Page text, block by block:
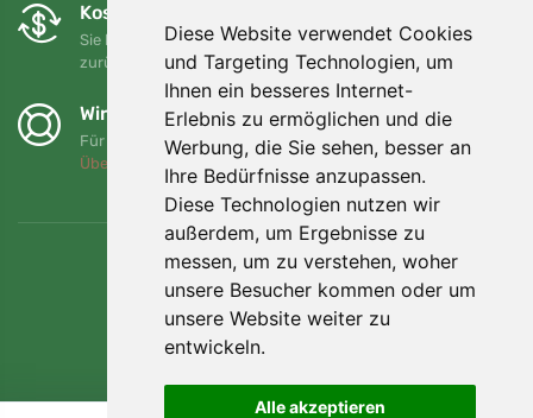
Diese Website verwendet Cookies
und Targeting Technologien, um
Ihnen ein besseres Internet-
Erlebnis zu ermöglichen und die
Werbung, die Sie sehen, besser an
Ihre Bedürfnisse anzupassen.
Diese Technologien nutzen wir
außerdem, um Ergebnisse zu
messen, um zu verstehen, woher
unsere Besucher kommen oder um
unsere Website weiter zu
entwickeln.
Alle akzeptieren
Kostenloser Umtausch und Rückgabe
Sie können Ihre Bestellung jederzeit innerhalb von 90 Tagen
zurückgeben oder umtauschen.
Wir unterstützen Trees.org
Für jede Bestellung pflanzen wir einen Baum! Mehr lesen
Über uns